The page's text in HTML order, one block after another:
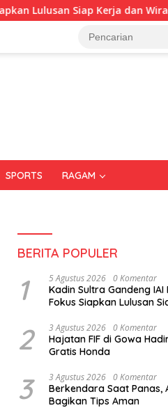
dan Wirausaha
SPORTS RAGAM
BERITA POPULER
1 5 Agustus 2026 0 Komentar
Kadin Sultra Gandeng IAI
Fokus Siapkan Lulusan
2 3 Agustus 2026 0 Komentar
Hajatan FIF di Gowa
Gratis Honda
3 3 Agustus 2026 0 Komentar
Berkendara Saat Panas,
Bagikan Tips Aman